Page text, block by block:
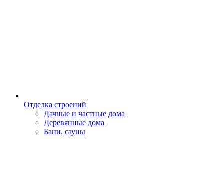
Отделка строений
Дачные и частные дома
Деревянные дома
Бани, сауны